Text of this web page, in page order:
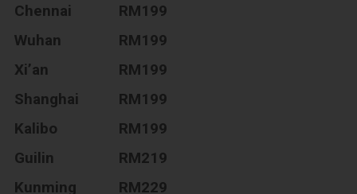
Chennai
RM199
Wuhan
RM199
Xi’an
RM199
Shanghai
RM199
Kalibo
RM199
Guilin
RM219
Kunming
RM229